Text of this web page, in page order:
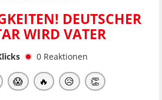
DEUTSCHER R
WIRD VATER
0 Reaktionen
😱 🔥 😥 👏